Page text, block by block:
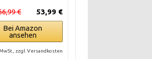
53,99 €
€
Bei Amazon
ansehen
zzgl. Versandkosten